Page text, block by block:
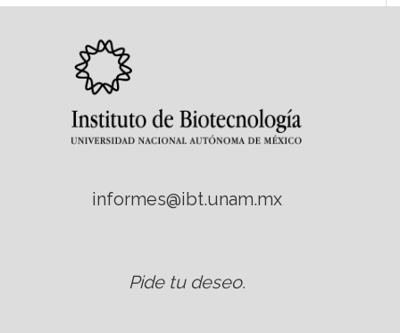
informes@ibt.unam.mx
Pide tu deseo.